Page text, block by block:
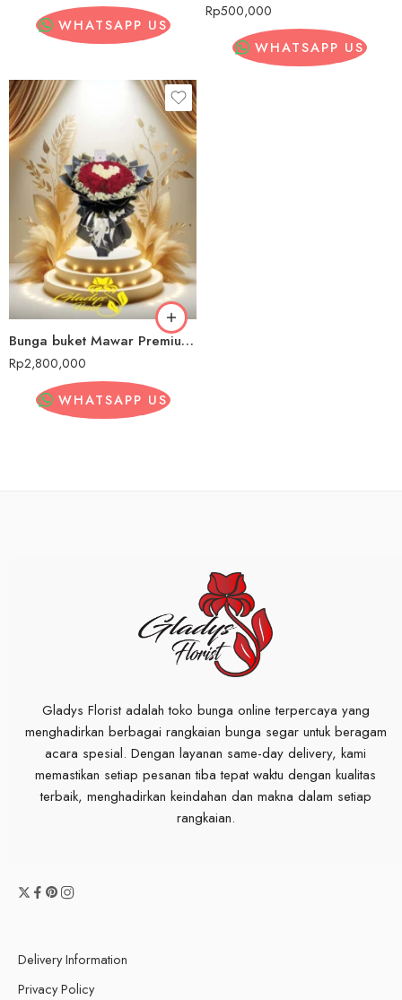
WHATSAPP US
Rp500,000
WHATSAPP US
Bunga buket Mawar Premium Lamandau
Rp2,800,000
WHATSAPP US
Gladys Florist adalah toko bunga online terpercaya yang
menghadirkan berbagai rangkaian bunga segar untuk beragam
acara spesial. Dengan layanan same-day delivery, kami
memastikan setiap pesanan tiba tepat waktu dengan kualitas
terbaik, menghadirkan keindahan dan makna dalam setiap
rangkaian.
Delivery Information
Privacy Policy